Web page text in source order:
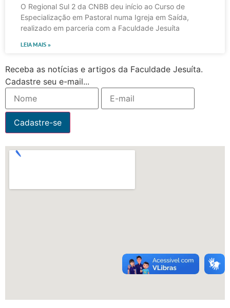
O Regional Sul 2 da CNBB deu início ao Curso de
Especialização em Pastoral numa Igreja em Saída,
realizado em parceria com a Faculdade Jesuíta
LEIA MAIS »
Receba as notícias e artigos da Faculdade Jesuíta.
Cadastre seu e-mail...